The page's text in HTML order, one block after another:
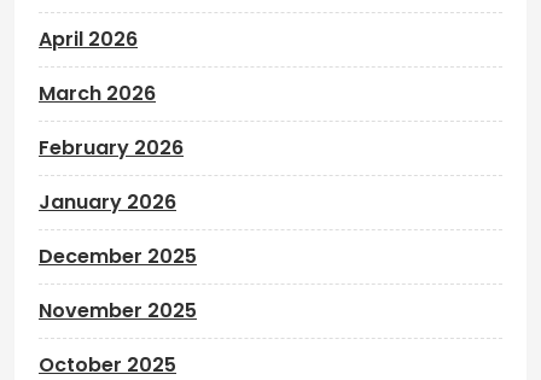
April 2026
March 2026
February 2026
January 2026
December 2025
November 2025
October 2025